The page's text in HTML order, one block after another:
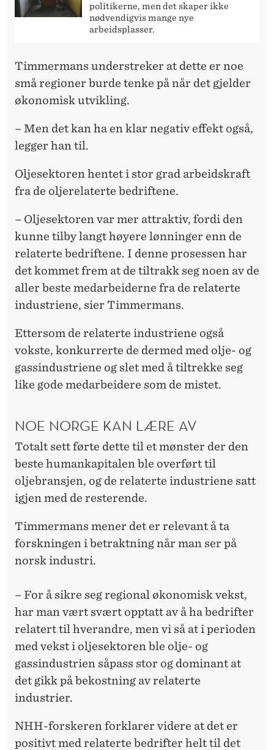
politikerne, men det skaper ikke
nødvendigvis mange nye
arbeidsplasser.
Timmermans understreker at dette er noe
små regioner burde tenke på når det gjelder
økonomisk utvikling.
– Men det kan ha en klar negativ effekt også,
legger han til.
Oljesektoren hentet i stor grad arbeidskraft
fra de oljerelaterte bedriftene.
– Oljesektoren var mer attraktiv, fordi den
kunne tilby langt høyere lønninger enn de
relaterte bedriftene. I denne prosessen har
det kommet frem at de tiltrakk seg noen av de
aller beste medarbeiderne fra de relaterte
industriene, sier Timmermans.
Ettersom de relaterte industriene også
vokste, konkurrerte de dermed med olje- og
gassindustriene og slet med å tiltrekke seg
like gode medarbeidere som de mistet.
NOE NORGE KAN LÆRE AV
Totalt sett førte dette til et mønster der den
beste humankapitalen ble overført til
oljebransjen, og de relaterte industriene satt
igjen med de resterende.
Timmermans mener det er relevant å ta
forskningen i betraktning når man ser på
norsk industri.
– For å sikre seg regional økonomisk vekst,
har man vært svært opptatt av å ha bedrifter
relatert til hverandre, men vi så at i perioden
med vekst i oljesektoren ble olje- og
gassindustrien såpass stor og dominant at
det gikk på bekostning av relaterte
industrier.
NHH-forskeren forklarer videre at det er
positivt med relaterte bedrifter helt til det